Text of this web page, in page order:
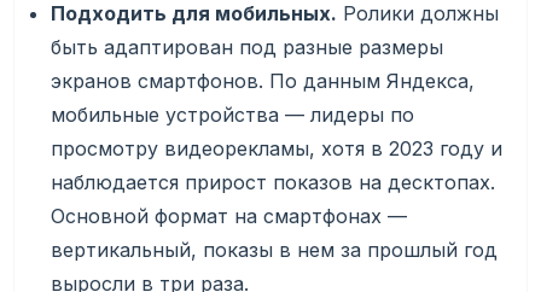
Подходить для мобильных. Ролики должны
быть адаптирован под разные размеры
экранов смартфонов. По данным Яндекса,
мобильные устройства — лидеры по
просмотру видеорекламы, хотя в 2023 году и
наблюдается прирост показов на десктопах.
Основной формат на смартфонах —
вертикальный, показы в нем за прошлый год
выросли в три раза.